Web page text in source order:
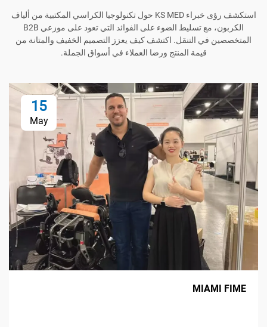
استكشف رؤى خبراء KS MED حول تكنولوجيا الكراسي المكتبية من ألياف
الكربون، مع تسليط الضوء على الفوائد التي تعود على موزعي B2B
في التنقل. اكتشف كيف يعزز التصميم الخفيف والمتانة من
قيمة المنتج ورضا العملاء في أسواق الجملة.
May